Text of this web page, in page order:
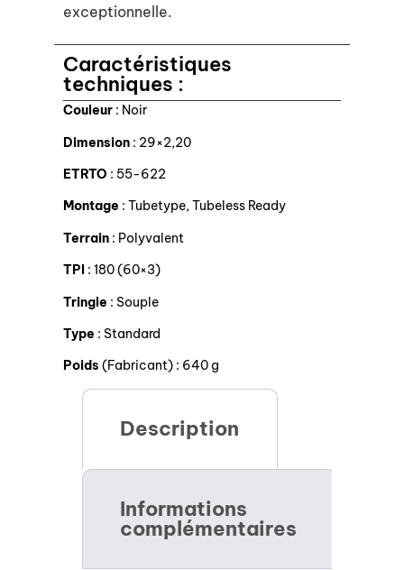
exceptionnelle.
Caractéristiques
techniques :
Couleur : Noir
Dimension : 29×2,20
ETRTO : 55-622
Montage : Tubetype, Tubeless Ready
Terrain : Polyvalent
TPI : 180 (60×3)
Tringle : Souple
Type : Standard
Poids (Fabricant) : 640 g
Description
Informations
complémentaires